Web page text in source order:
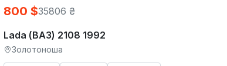
800 $35806 ₴
Lada (ВАЗ) 2108 1992
Золотоноша